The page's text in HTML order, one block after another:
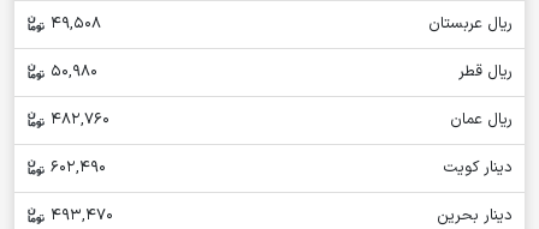
ریال عربستان
49,508
ریال قطر
50,980
ریال عمان
482,760
دینار کویت
602,490
دینار بحرین
493,470